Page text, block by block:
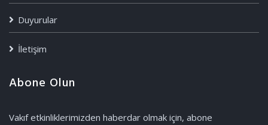
Duyurular
İletişim
Abone Olun
Vakıf etkinliklerimizden haberdar olmak için, abone